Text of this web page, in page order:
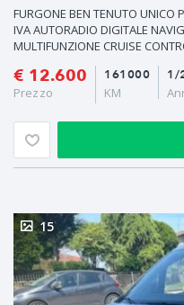
FURGONE BEN TENUTO UNICO
IVA AUTORADIO DIGITALE
MULTIFUNZIONE CRUISE
€ 12.600
Prezzo
1/
161000
KM
15